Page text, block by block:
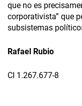
que no es
corporativista” que
subsistemas
Rafael Rubio
CI 1.267.677-8